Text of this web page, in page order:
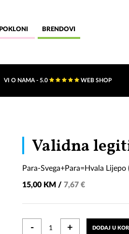
POKLONI BRENDOVI
VI O NAMA - 5.0 WEB SHOP
Validna
Para-Svega+Para=Hvala Lijepo
15,00 KM /7,67 €
- + DODAJ U